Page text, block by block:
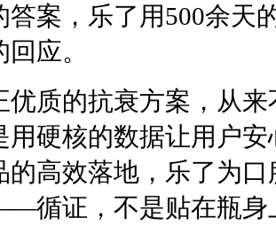
答案，乐了用500余天
应。
的抗衰方案，从来
用硬核的数据让用户
的高效落地，乐了为
循证，不是贴在瓶身